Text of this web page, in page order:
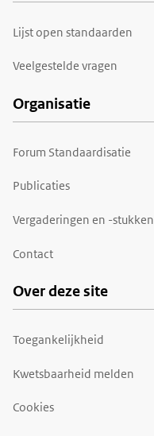
Lijst open standaarden
Veelgestelde vragen
Organisatie
Forum Standaardisatie
Publicaties
Vergaderingen en -stukken
Contact
Over deze site
Toegankelijkheid
Kwetsbaarheid melden
Cookies